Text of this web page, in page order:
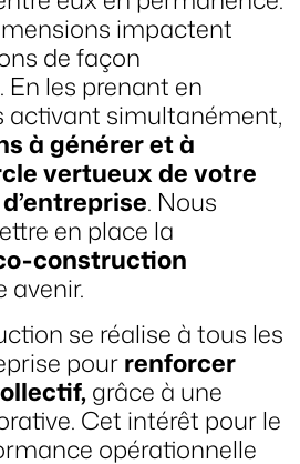
impactent
de façon
les prenant en
activant simultanément,
à générer et à
vertueux de votre
. Nous
en place la
construction
avenir.
se réalise à tous les
pourrenforcer
grâce à une
Cet intérêt pour le
opérationnelle